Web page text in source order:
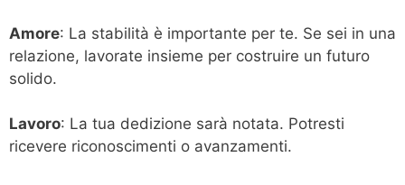
Amore: La stabilità è importante per te. Se sei in una
relazione, lavorate insieme per costruire un futuro
solido.
Lavoro: La tua dedizione sarà notata. Potresti
ricevere riconoscimenti o avanzamenti.